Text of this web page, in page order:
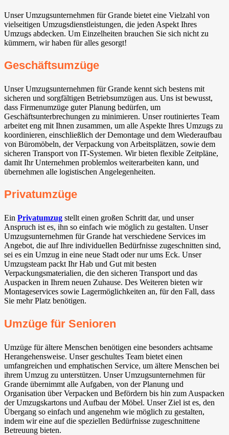
Unser Umzugsunternehmen für Grande bietet eine Vielzahl von
vielseitigen Umzugsdienstleistungen, die jeden Aspekt Ihres
Umzugs abdecken. Um Einzelheiten brauchen Sie sich nicht zu
kümmern, wir haben für alles gesorgt!
Geschäftsumzüge
Unser Umzugsunternehmen für Grande kennt sich bestens mit
sicheren und sorgfältigen Betriebsumzügen aus. Uns ist bewusst,
dass Firmenumzüge guter Planung bedürfen, um
Geschäftsunterbrechungen zu minimieren. Unser routiniertes Team
arbeitet eng mit Ihnen zusammen, um alle Aspekte Ihres Umzugs zu
koordinieren, einschließlich der Demontage und dem Wiederaufbau
von Büromöbeln, der Verpackung von Arbeitsplätzen, sowie dem
sicheren Transport von IT-Systemen. Wir bieten flexible Zeitpläne,
damit Ihr Unternehmen problemlos weiterarbeiten kann, und
übernehmen alle logistischen Angelegenheiten.
Privatumzüge
Ein Privatumzug stellt einen großen Schritt dar, und unser
Anspruch ist es, ihn so einfach wie möglich zu gestalten. Unser
Umzugsunternehmen für Grande hat verschiedene Services im
Angebot, die auf Ihre individuellen Bedürfnisse zugeschnitten sind,
sei es ein Umzug in eine neue Stadt oder nur ums Eck. Unser
Umzugsteam packt Ihr Hab und Gut mit besten
Verpackungsmaterialien, die den sicheren Transport und das
Auspacken in Ihrem neuen Zuhause. Des Weiteren bieten wir
Montageservices sowie Lagermöglichkeiten an, für den Fall, dass
Sie mehr Platz benötigen.
Umzüge für Senioren
Umzüge für ältere Menschen benötigen eine besonders achtsame
Herangehensweise. Unser geschultes Team bietet einen
umfangreichen und emphatischen Service, um ältere Menschen bei
ihrem Umzug zu unterstützen. Unser Umzugsunternehmen für
Grande übernimmt alle Aufgaben, von der Planung und
Organisation über Verpacken und Befördern bis hin zum Auspacken
der Umzugskartons und Aufbau der Möbel. Unser Ziel ist es, den
Übergang so einfach und angenehm wie möglich zu gestalten,
indem wir eine auf die speziellen Bedürfnisse zugeschnittene
Betreuung bieten.